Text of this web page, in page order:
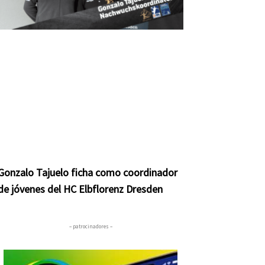
Tajuelo ficha como coordinador
jóvenes del HC Elbflorenz Dresden
– patrocinadores –